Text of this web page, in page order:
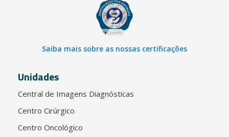
Saiba mais sobre as nossas certificações
Unidades
Central de Imagens Diagnósticas
Centro Cirúrgico
Centro Oncológico